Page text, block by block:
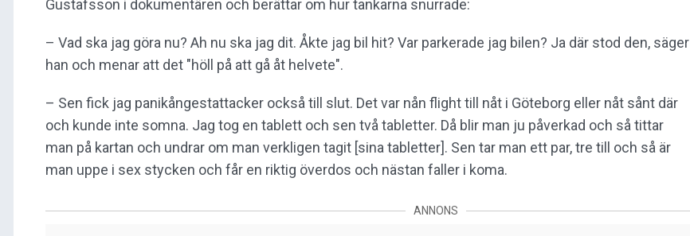
Gustafsson i dokumentären och berättar om hur tankarna snurrade:
– Vad ska jag göra nu? Ah nu ska jag dit. Åkte jag bil hit? Var parkerade jag bilen? Ja där stod den, säger
han och menar att det "höll på att gå åt helvete".
– Sen fick jag panikångestattacker också till slut. Det var nån flight till nåt i Göteborg eller nåt sånt där
och kunde inte somna. Jag tog en tablett och sen två tabletter. Då blir man ju påverkad och så tittar
man på kartan och undrar om man verkligen tagit [sina tabletter]. Sen tar man ett par, tre till och så är
man uppe i sex stycken och får en riktig överdos och nästan faller i koma.
ANNONS